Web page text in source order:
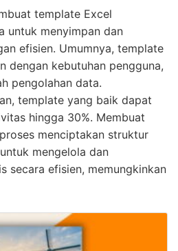
template Excel
untuk menyimpan dan
efisien. Umumnya, template
dengan kebutuhan pengguna,
pengolahan data.
template yang baik dapat
hingga 30%. Membuat
menciptakan struktur
mengelola dan
secara efisien, memungkinkan